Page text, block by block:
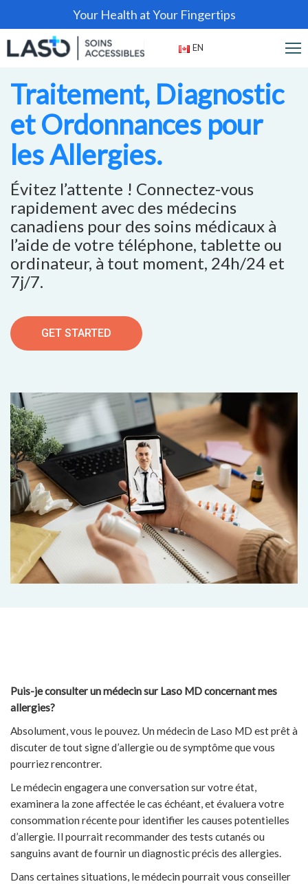
Your Health at Your Fingertips
EN
Traitement, Diagnostic
et Ordonnances pour
les Allergies.
Évitez l’attente ! Connectez-vous
rapidement avec des médecins
canadiens pour des soins médicaux à
l’aide de votre téléphone, tablette ou
ordinateur, à tout moment, 24h/24 et
7j/7.
GET STARTED
Puis-je consulter un médecin sur Laso MD concernant mes
allergies?
Absolument, vous le pouvez. Un médecin de Laso MD est prêt à
discuter de tout signe d’allergie ou de symptôme que vous
pourriez rencontrer.
Le médecin engagera une conversation sur votre état,
examinera la zone affectée le cas échéant, et évaluera votre
consommation récente pour identifier les causes potentielles
d’allergie. Il pourrait recommander des tests cutanés ou
sanguins avant de fournir un diagnostic précis des allergies.
Dans certaines situations, le médecin pourrait vous conseiller